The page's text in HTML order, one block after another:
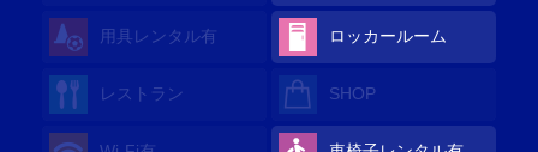
用具レンタル有 ロッカールーム
レストラン SHOP